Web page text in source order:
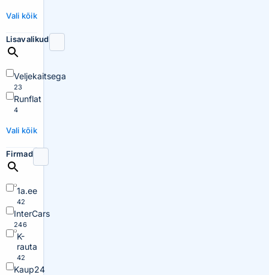
Vali kõik
Lisavalikud
Veljekaitsega
23
Runflat
4
Vali kõik
Firmad
1a.ee
42
InterCars
246
K-
rauta
42
Kaup24